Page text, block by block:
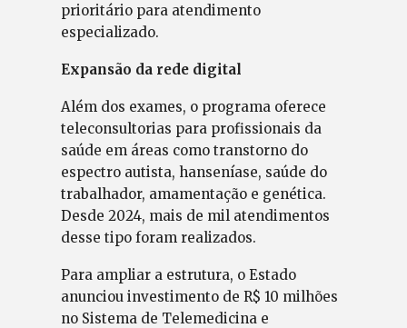
prioritário para atendimento
especializado.
Expansão da rede digital
Além dos exames, o programa oferece
teleconsultorias para profissionais da
saúde em áreas como transtorno do
espectro autista, hanseníase, saúde do
trabalhador, amamentação e genética.
Desde 2024, mais de mil atendimentos
desse tipo foram realizados.
Para ampliar a estrutura, o Estado
anunciou investimento de R$ 10 milhões
no Sistema de Telemedicina e